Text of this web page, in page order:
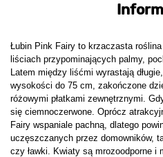
Łubin Pink Fairy to krzaczasta
liściach przypominających palmy,
Latem między liśćmi wyrastają
wysokości do 75 cm, zakończone
różowymi płatkami zewnętrznymi.
się ciemnoczerwone. Oprócz
Fairy wspaniale pachną, dlatego
uczęszczanych przez domowników,
czy ławki. Kwiaty są mrozoodporne i